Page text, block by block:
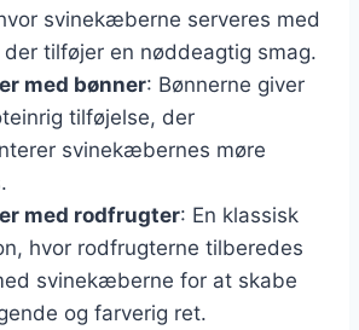
svinekæberne serveres med
der tilføjer en nøddeagtig smag.
med bønner: Bønnerne giver
tilføjelse, der
svinekæbernes møre
med rodfrugter: En klassisk
hvor rodfrugterne tilberedes
svinekæberne for at skabe
og farverig ret.